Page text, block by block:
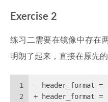
Exercise 2
练习二需要在镜像中存在
明朗了起来，直接在原先
1
2
- header_format =
+ header_format =